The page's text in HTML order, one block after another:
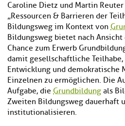
Caroline Dietz und Martin
„Ressourcen & Barrieren der
Bildungsweg im Kontext von
Bildungsweg bietet nach
Chance zum Erwerb
damit gesellschaftliche
Entwicklung und demokratische
Einzelnen zu ermöglichen. Die
Aufgabe, die Grundbildung als
Zweiten Bildungsweg dauerhaft
institutionalisieren.